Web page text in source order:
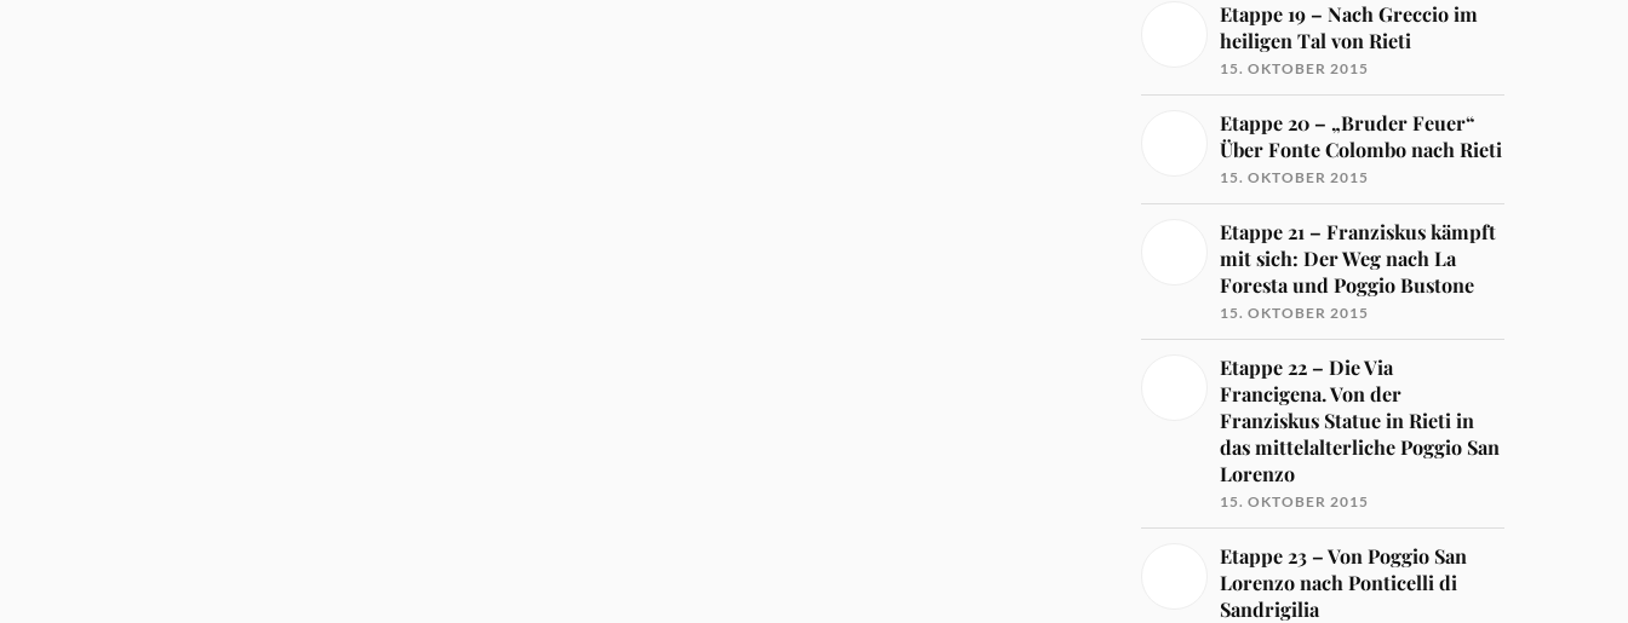
Etappe 19 – Nach Greccio im
heiligen Tal von Rieti
15. OKTOBER 2015
Etappe 20 – „Bruder Feuer“
Über Fonte Colombo nach Rieti
15. OKTOBER 2015
Etappe 21 – Franziskus kämpft
mit sich: Der Weg nach La
Foresta und Poggio Bustone
15. OKTOBER 2015
Etappe 22 – Die Via
Francigena. Von der
Franziskus Statue in Rieti in
das mittelalterliche Poggio San
Lorenzo
15. OKTOBER 2015
Etappe 23 – Von Poggio San
Lorenzo nach Ponticelli di
Sandrigilia